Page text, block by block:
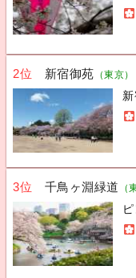
2位 新宿御苑 （東京）
3位 千鳥ヶ淵緑道 （